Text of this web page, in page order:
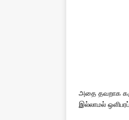
அதை தவறாக
இல்லாமல்